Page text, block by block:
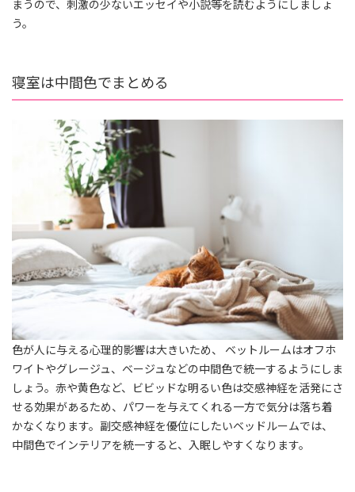
まうので、刺激の少ないエッセイや小説等を読むようにしましょ
う。
寝室は中間色でまとめる
色が人に与える心理的影響は大きいため、 ベットルームはオフホ
ワイトやグレージュ、ベージュなどの中間色で統一するようにしま
しょう。赤や黄色など、ビビッドな明るい色は交感神経を活発にさ
せる効果があるため、パワーを与えてくれる一方で気分は落ち着
かなくなります。副交感神経を優位にしたいベッドルームでは、
中間色でインテリアを統一すると、入眠しやすくなります。